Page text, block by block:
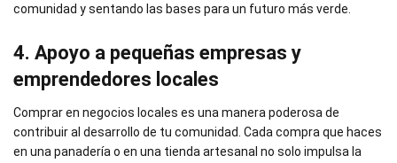
comunidad y sentando las bases para un futuro más verde.
4. Apoyo a pequeñas empresas y
emprendedores locales
Comprar en negocios locales es una manera poderosa de
contribuir al desarrollo de tu comunidad. Cada compra que haces
en una panadería o en una tienda artesanal no solo impulsa la